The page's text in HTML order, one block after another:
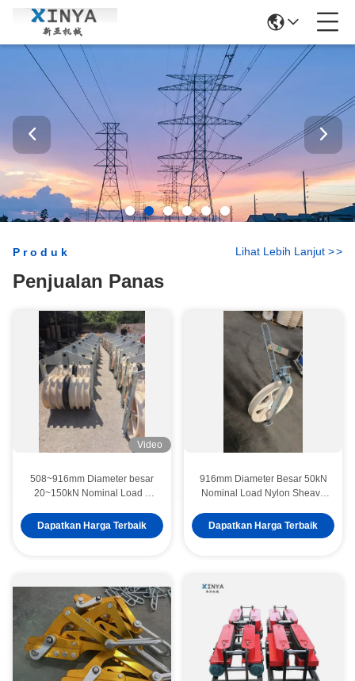
Produk
Penjualan Panas
Lihat Lebih Lanjut >>
Video
508~916mm Diameter besar
20~150kN Nominal Load 7
Blocks untuk Pulling Kabel
Transmission Line
Dapatkan Harga Terbaik
916mm Diameter Besar 50kN
Nominal Load Nylon Sheave
untuk instalasi jalur transmisi
Dapatkan Harga Terbaik